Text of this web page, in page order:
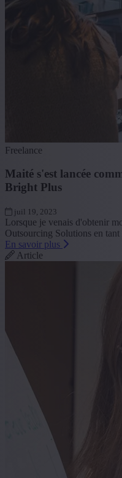
Freelance
Maité s'est lancée
Bright Plus
juil 19, 2023
Lorsque je venais d'obtenir
Outsourcing Solutions en
En savoir plus
Article